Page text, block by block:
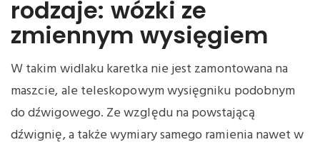
rodzaje: wózki ze
zmiennym wysięgiem
W takim widlaku karetka nie jest zamontowana na
maszcie, ale teleskopowym wysięgniku podobnym
do dźwigowego. Ze względu na powstającą
dźwignię, a także wymiary samego ramienia nawet w